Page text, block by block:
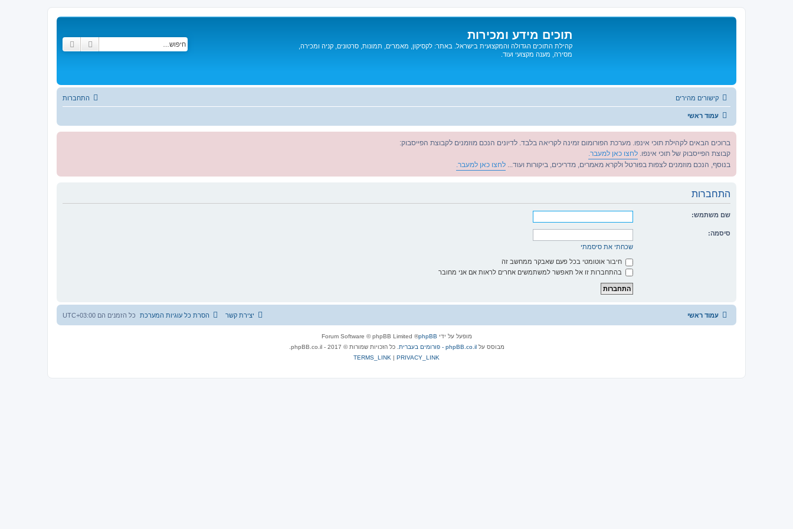
תוכים מידע ומכירות
קהילת התוכים הגדולה והמקצועית בישראל. באתר: לקסיקון, מאמרים, תמונות, סרטונים, קניה ומכירה,
מסירה, מענה מקצועי ועוד.
חיפוש
קישורים מהירים התחברות
עמוד ראשי
ברוכים הבאים לקהילת תוכי אינפו. מערכת הפורומום זמינה לקריאה בלבד. לדיונים הנכם מוזמנים לקבוצת הפייסבוק:
קבוצת הפייסבוק של תוכי אינפו. לחצו כאן למעבר.
בנוסף, הנכם מוזמנים לצפות בפורטל ולקרא מאמרים, מדריכים, ביקורות ועוד... לחצו כאן למעבר.
התחברות
שם משתמש:
סיסמה:
שכחתי את סיסמתי
חיבור אוטומטי בכל פעם שאבקר ממחשב זה
בהתחברות זו אל תאפשר למשתמשים אחרים לראות אם אני מחובר
עמוד ראשי כל הזמנים הם UTC+03:00 הסרת כל עוגיות המערכת יצירת קשר
מופעל על ידי phpBB
® Forum Software © phpBB Limited
מבוסס עלphpBB.co.il - פורומים בעברית
. כל הזכויות שמורות © 2017 - phpBB.co.il.
PRIVACY_LINK
|
TERMS_LINK